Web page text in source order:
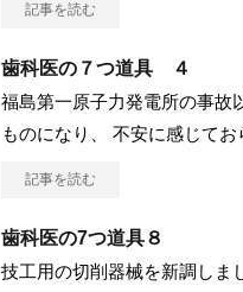
記事を読む
歯科医の７つ道具 ４
福島第一原子力発電所の事故
ものになり、 不安に感じて
記事を読む
歯科医の7つ道具８
技工用の切削器械を新調しま